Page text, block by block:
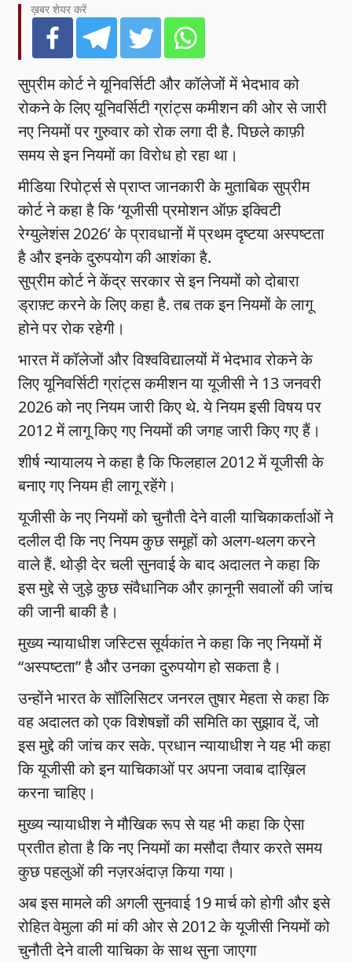
ख़बर शेयर करें
सुप्रीम कोर्ट ने यूनिवर्सिटी और कॉलेजों में भेदभाव को
रोकने के लिए यूनिवर्सिटी ग्रांट्स कमीशन की ओर से जारी
नए नियमों पर गुरुवार को रोक लगा दी है. पिछले काफ़ी
समय से इन नियमों का विरोध हो रहा था।
मीडिया रिपोर्ट्स से प्राप्त जानकारी के मुताबिक सुप्रीम
कोर्ट ने कहा है कि ‘यूजीसी प्रमोशन ऑफ़ इक्विटी
रेग्युलेशंस 2026’ के प्रावधानों में प्रथम दृष्टया अस्पष्टता
है और इनके दुरुपयोग की आशंका है.
सुप्रीम कोर्ट ने केंद्र सरकार से इन नियमों को दोबारा
ड्राफ़्ट करने के लिए कहा है. तब तक इन नियमों के लागू
होने पर रोक रहेगी।
भारत में कॉलेजों और विश्वविद्यालयों में भेदभाव रोकने के
लिए यूनिवर्सिटी ग्रांट्स कमीशन या यूजीसी ने 13 जनवरी
2026 को नए नियम जारी किए थे. ये नियम इसी विषय पर
2012 में लागू किए गए नियमों की जगह जारी किए गए हैं।
शीर्ष न्यायालय ने कहा है कि फिलहाल 2012 में यूजीसी के
बनाए गए नियम ही लागू रहेंगे।
यूजीसी के नए नियमों को चुनौती देने वाली याचिकाकर्ताओं ने
दलील दी कि नए नियम कुछ समूहों को अलग-थलग करने
वाले हैं. थोड़ी देर चली सुनवाई के बाद अदालत ने कहा कि
इस मुद्दे से जुड़े कुछ संवैधानिक और क़ानूनी सवालों की जांच
की जानी बाकी है।
मुख्य न्यायाधीश जस्टिस सूर्यकांत ने कहा कि नए नियमों में
“अस्पष्टता” है और उनका दुरुपयोग हो सकता है।
उन्होंने भारत के सॉलिसिटर जनरल तुषार मेहता से कहा कि
वह अदालत को एक विशेषज्ञों की समिति का सुझाव दें, जो
इस मुद्दे की जांच कर सके. प्रधान न्यायाधीश ने यह भी कहा
कि यूजीसी को इन याचिकाओं पर अपना जवाब दाख़िल
करना चाहिए।
मुख्य न्यायाधीश ने मौखिक रूप से यह भी कहा कि ऐसा
प्रतीत होता है कि नए नियमों का मसौदा तैयार करते समय
कुछ पहलुओं की नज़रअंदाज़ किया गया।
अब इस मामले की अगली सुनवाई 19 मार्च को होगी और इसे
रोहित वेमुला की मां की ओर से 2012 के यूजीसी नियमों को
चुनौती देने वाली याचिका के साथ सुना जाएगा